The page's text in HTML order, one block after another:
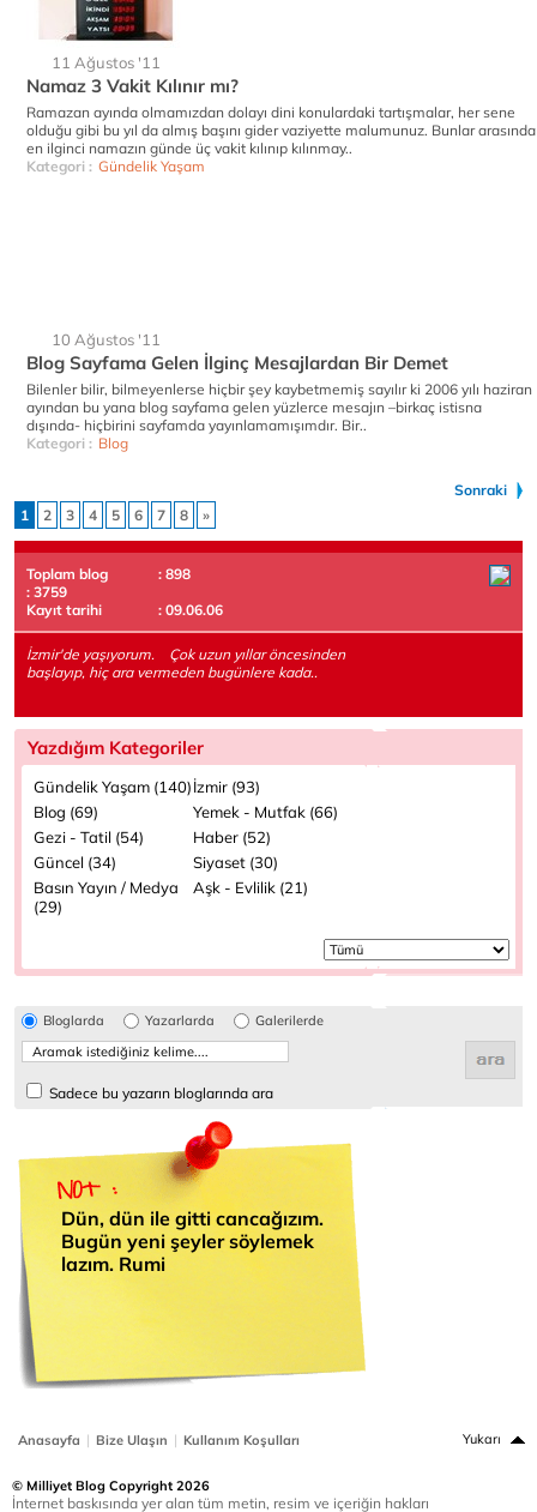
11 Ağustos '11
Namaz 3 Vakit Kılınır mı?
Ramazan ayında olmamızdan dolayı dini konulardaki tartışmalar, her sene
olduğu gibi bu yıl da almış başını gider vaziyette malumunuz. Bunlar arasında
en ilginci namazın günde üç vakit kılınıp kılınmay..
Kategori : Gündelik Yaşam
10 Ağustos '11
Blog Sayfama Gelen İlginç Mesajlardan Bir Demet
Bilenler bilir, bilmeyenlerse hiçbir şey kaybetmemiş sayılır ki 2006 yılı haziran
ayından bu yana blog sayfama gelen yüzlerce mesajın –birkaç istisna
dışında- hiçbirini sayfamda yayınlamamışımdır. Bir..
Kategori : Blog
Sonraki
1
2 3 4 5 6 7 8 »
Toplam blog
: 898
: 3759
Kayıt tarihi
: 09.06.06
İzmir'de yaşıyorum. Çok uzun yıllar öncesinden
başlayıp, hiç ara vermeden bugünlere kada..
Yazdığım Kategoriler
Gündelik Yaşam (140)İzmir (93)
Blog (69)
Yemek - Mutfak (66)
Gezi - Tatil (54)
Haber (52)
Güncel (34)
Siyaset (30)
Basın Yayın / Medya
(29)
Aşk - Evlilik (21)
Bloglarda Yazarlarda Galerilerde
Sadece bu yazarın bloglarında ara
Dün, dün ile gitti cancağızım.
Bugün yeni şeyler söylemek
lazım. Rumi
Anasayfa | Bize Ulaşın | Kullanım Koşulları Yukarı
© Milliyet Blog Copyright 2026
İnternet baskısında yer alan tüm metin, resim ve içeriğin hakları